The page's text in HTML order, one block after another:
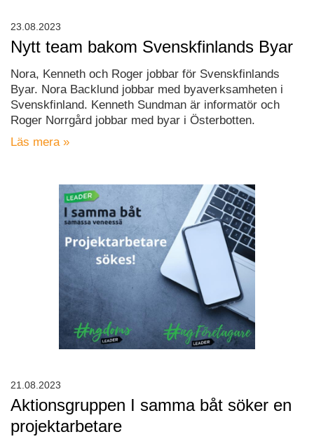
Nytt team bakom Svenskfinlands Byar
Nora, Kenneth och Roger jobbar för Svenskfinlands
Byar. Nora Backlund jobbar med byaverksamheten i
Svenskfinland. Kenneth Sundman är informatör och
Roger Norrgård jobbar med byar i Österbotten.
Läs mera »
23.08.2023
Aktionsgruppen I samma båt söker en
projektarbetare
21.08.2023